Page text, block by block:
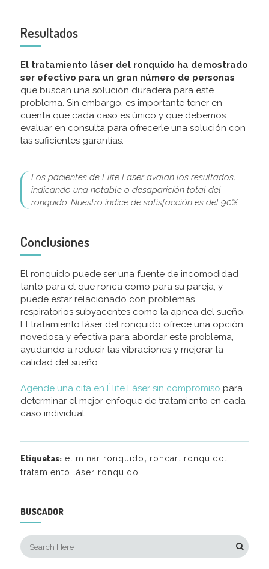
Resultados
El tratamiento láser del ronquido ha demostrado
ser efectivo para un gran número de personas
que buscan una solución duradera para este
problema. Sin embargo, es importante tener en
cuenta que cada caso es único y que debemos
evaluar en consulta para ofrecerle una solución con
las suficientes garantías.
Los pacientes de Élite Láser avalan los resultados,
indicando una notable o desaparición total del
ronquido. Nuestro índice de satisfacción es del 90%.
Conclusiones
El ronquido puede ser una fuente de incomodidad
tanto para el que ronca como para su pareja, y
puede estar relacionado con problemas
respiratorios subyacentes como la apnea del sueño.
El tratamiento láser del ronquido ofrece una opción
novedosa y efectiva para abordar este problema,
ayudando a reducir las vibraciones y mejorar la
calidad del sueño.
Agende una cita en Élite Láser sin compromiso para
determinar el mejor enfoque de tratamiento en cada
caso individual.
Etiquetas: eliminar ronquido, roncar, ronquido,
tratamiento láser ronquido
BUSCADOR